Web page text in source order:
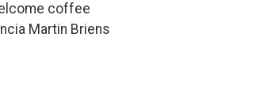
coffee
Martin Briens